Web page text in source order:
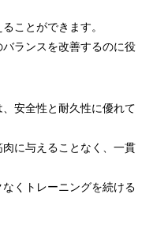
ことができます。
ランスを改善するのに役
安全性と耐久性に優れて
に与えることなく、一貫
くトレーニングを続ける